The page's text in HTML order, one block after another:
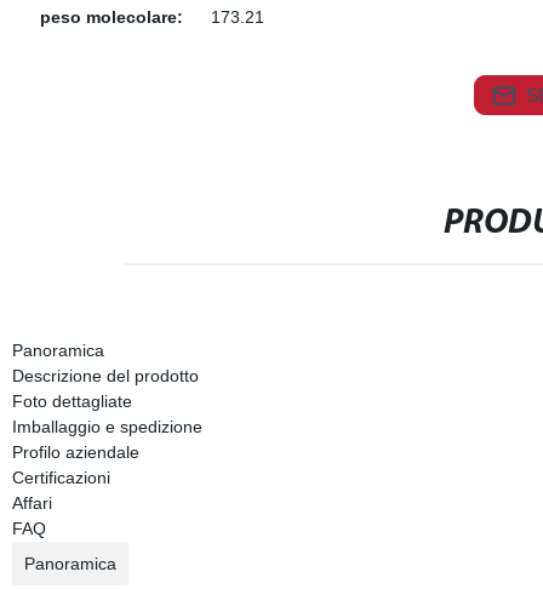
peso molecolare:
173.21
Panoramica
Descrizione del prodotto
Foto dettagliate
Imballaggio e spedizione
Profilo aziendale
Certificazioni
Affari
FAQ
Panoramica